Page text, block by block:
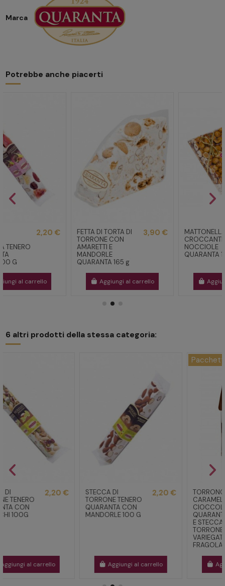
Marca
Potrebbe anche piacerti
FETTA DI TORTA DI
AMARETTI E
QUARANTA 165 g
3,90 €
Aggiungi al carrello
MATTONELLA DI
CROCCANTE ALLE
2,99 €
Aggiungi al carrello
6 altri prodotti della stessa categoria:
STECCA DI
TORRONE TENERO
QUARANTA CON
MANDORLE 100 G
2,20 €
Aggiungi al carrello
TORRONCINI
CARAMELLO E
CIOCCOLATO
QUARANTA 170 GR
5,70 €
Aggiungi al carrello